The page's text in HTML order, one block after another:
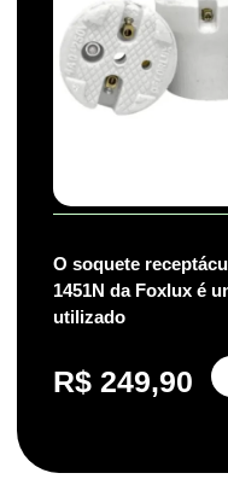
O soquete
1451N da Foxlux é
utilizado
R$ 249,90